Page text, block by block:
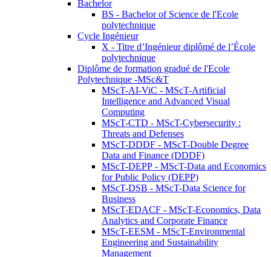
Bachelor
BS - Bachelor of Science de l'Ecole
polytechnique
Cycle Ingénieur
X - Titre d’Ingénieur diplômé de l’École
polytechnique
Diplôme de formation gradué de l'Ecole
Polytechnique -MSc&T
MScT-AI-ViC - MScT-Artificial
Intelligence and Advanced Visual
Computing
MScT-CTD - MScT-Cybersecurity :
Threats and Defenses
MScT-DDDF - MScT-Double Degree
Data and Finance (DDDF)
MScT-DEPP - MScT-Data and Economics
for Public Policy (DEPP)
MScT-DSB - MScT-Data Science for
Business
MScT-EDACF - MScT-Economics, Data
Analytics and Corporate Finance
MScT-EESM - MScT-Environmental
Engineering and Sustainability
Management